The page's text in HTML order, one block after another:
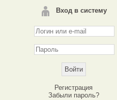
Вход в систему
Регистрация
Забыли пароль?